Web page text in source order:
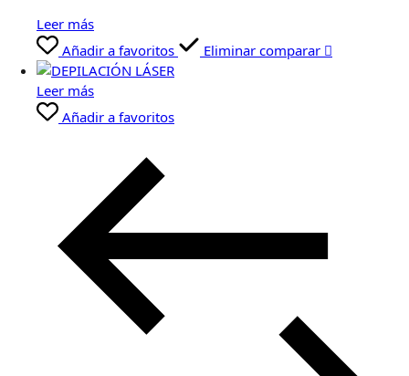
Leer más
Añadir a favoritos
Eliminar comparar
Leer más
Añadir a favoritos